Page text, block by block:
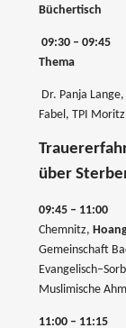
Büchertisch
09:30 – 09:45
Thema
Dr. Panja
Fabel, TPI
über
09:45 – 11:00
Chemnitz,
Gemeinschaft
Muslimische
11:00 – 11:15